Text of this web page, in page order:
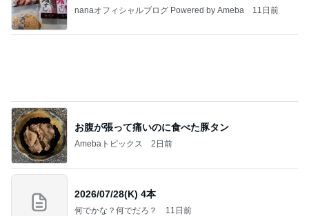
nanaオフィシャルブログ Powered by Ameba 11日前
お腹が張って痛いのに食べた豚タン
Amebaトピックス 2日前
2026/07/28(K) 4本
何でかな？何でだろ？ 11日前